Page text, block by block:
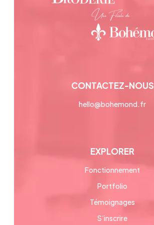
CONTACTEZ-NOUS
hello@bohemond.fr
EXPLORER
Fonctionnement
Portfolio
Témoignages
S’inscrire